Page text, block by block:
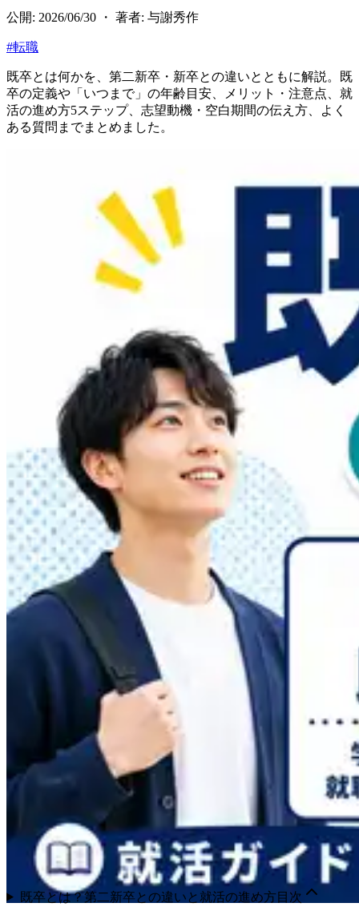
公開: 2026/06/30 ・ 著者: 与謝秀作
#転職
既卒とは何かを、第二新卒・新卒との違いとともに解説。既
卒の定義や「いつまで」の年齢目安、メリット・注意点、就
活の進め方5ステップ、志望動機・空白期間の伝え方、よく
ある質問までまとめました。
既卒とは？第二新卒との違いと就活の進め方目次